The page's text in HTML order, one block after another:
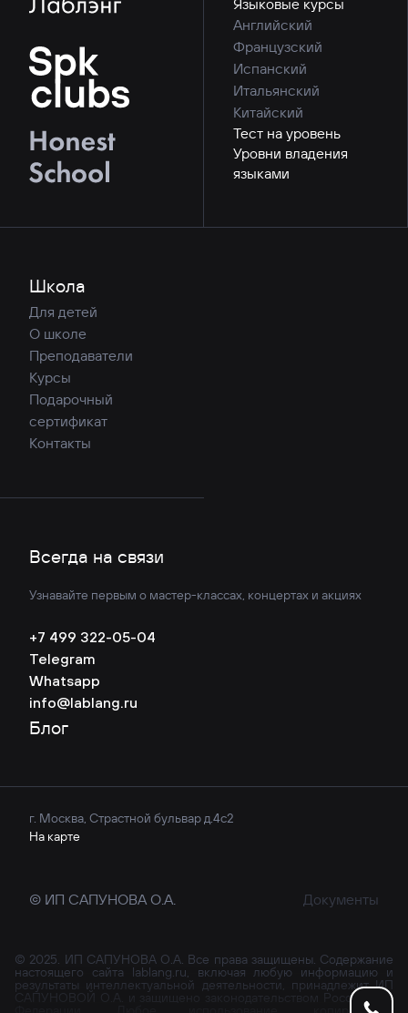
Языковые курсы
Английский
Французский
Испанский
Итальянский
Китайский
Тест на уровень
Уровни владения
языками
Школа
Для детей
О школе
Преподаватели
Курсы
Подарочный
сертификат
Контакты
Всегда на связи
Узнавайте первым о мастер-классах, концертах и акциях
+7 499 322-05-04
Telegram
Whatsapp
info@lablang.ru
Блог
г. Москва, Страстной бульвар д.4с2
На карте
© ИП САПУНОВА О.А. Документы
© 2025. ИП САПУНОВА О.А. Все права защищены. Содержание
настоящего сайта lablang.ru, включая любую информацию и
результаты интеллектуальной деятельности, принадлежит ИП
САПУНОВОЙ О.А. и защищено законодательством Российской